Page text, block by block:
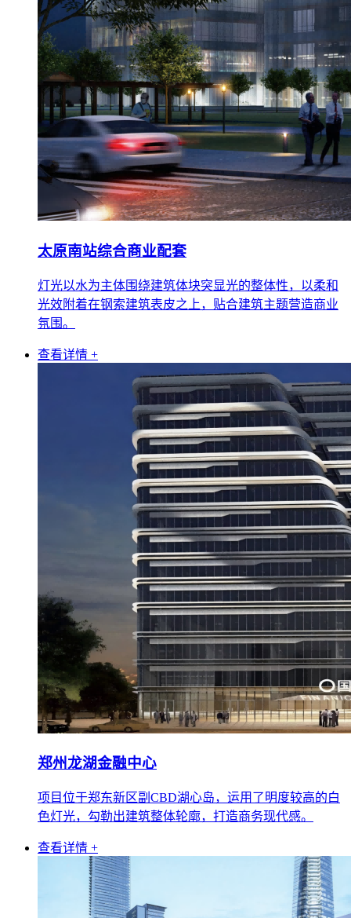
太原南站综合商业配套
灯光以水为主体围绕建筑体块突显光的整体性，以柔和
光效附着在钢索建筑表皮之上，贴合建筑主题营造商业
氛围。
查看详情 +
郑州龙湖金融中心
项目位于郑东新区副CBD湖心岛，运用了明度较高的白
色灯光，勾勒出建筑整体轮廓，打造商务现代感。
查看详情 +